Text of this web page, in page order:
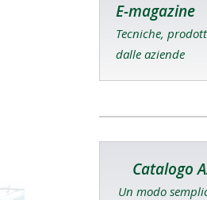
E-magazine
Tecniche,
dalle aziende
Catalogo
Un modo